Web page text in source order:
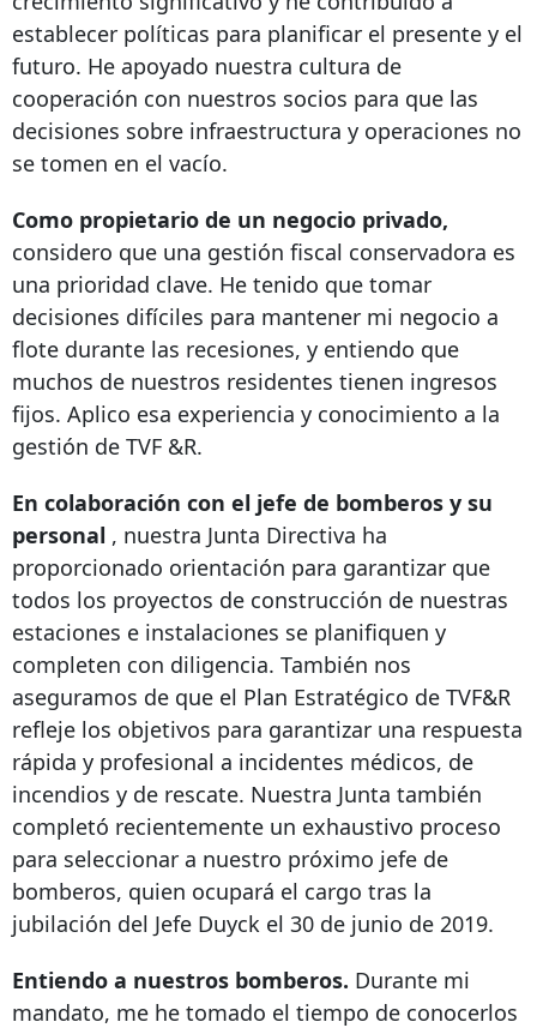
establecer políticas para planificar el presente y el
futuro. He apoyado nuestra cultura de
cooperación con nuestros socios para que las
decisiones sobre infraestructura y operaciones no
se tomen en el vacío.
Como propietario de un negocio privado,
considero que una gestión fiscal conservadora es
una prioridad clave. He tenido que tomar
decisiones difíciles para mantener mi negocio a
flote durante las recesiones, y entiendo que
muchos de nuestros residentes tienen ingresos
fijos. Aplico esa experiencia y conocimiento a la
gestión de TVF &R.
En colaboración con el jefe de bomberos y su
personal , nuestra Junta Directiva ha
proporcionado orientación para garantizar que
todos los proyectos de construcción de nuestras
estaciones e instalaciones se planifiquen y
completen con diligencia. También nos
aseguramos de que el Plan Estratégico de TVF&R
refleje los objetivos para garantizar una respuesta
rápida y profesional a incidentes médicos, de
incendios y de rescate. Nuestra Junta también
completó recientemente un exhaustivo proceso
para seleccionar a nuestro próximo jefe de
bomberos, quien ocupará el cargo tras la
jubilación del Jefe Duyck el 30 de junio de 2019.
Entiendo a nuestros bomberos. Durante mi
mandato, me he tomado el tiempo de conocerlos